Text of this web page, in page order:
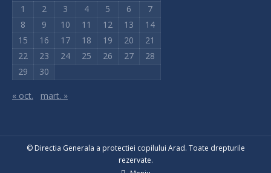
1
2 3 4 5 6
7
8
9 10 11 12 13
14
15
16 17 18 19 20
21
22
23 24 25 26 27
28
29
30
« oct. mart. »
© Directia Generala a protectiei copilului Arad. Toate drepturile
rezervate.